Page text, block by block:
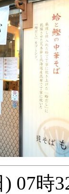
) 07時